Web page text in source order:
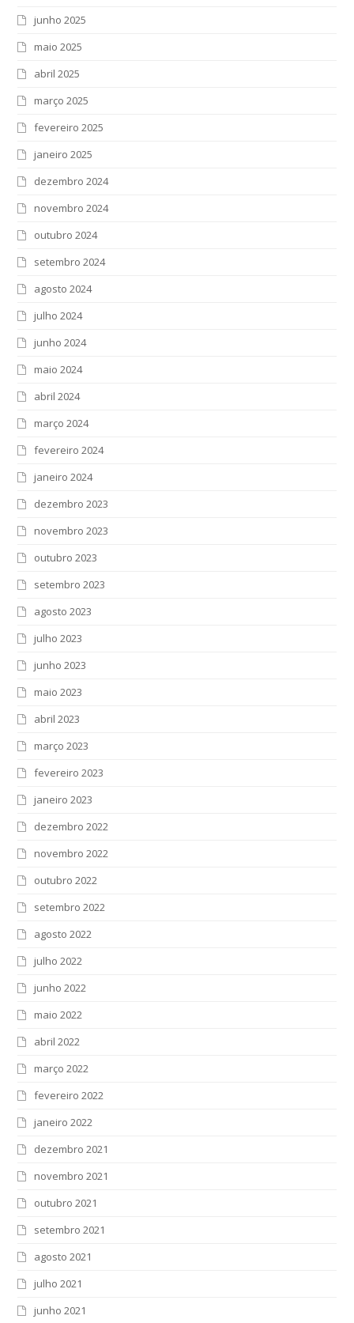
junho 2025
maio 2025
abril 2025
março 2025
fevereiro 2025
janeiro 2025
dezembro 2024
novembro 2024
outubro 2024
setembro 2024
agosto 2024
julho 2024
junho 2024
maio 2024
abril 2024
março 2024
fevereiro 2024
janeiro 2024
dezembro 2023
novembro 2023
outubro 2023
setembro 2023
agosto 2023
julho 2023
junho 2023
maio 2023
abril 2023
março 2023
fevereiro 2023
janeiro 2023
dezembro 2022
novembro 2022
outubro 2022
setembro 2022
agosto 2022
julho 2022
junho 2022
maio 2022
abril 2022
março 2022
fevereiro 2022
janeiro 2022
dezembro 2021
novembro 2021
outubro 2021
setembro 2021
agosto 2021
julho 2021
junho 2021